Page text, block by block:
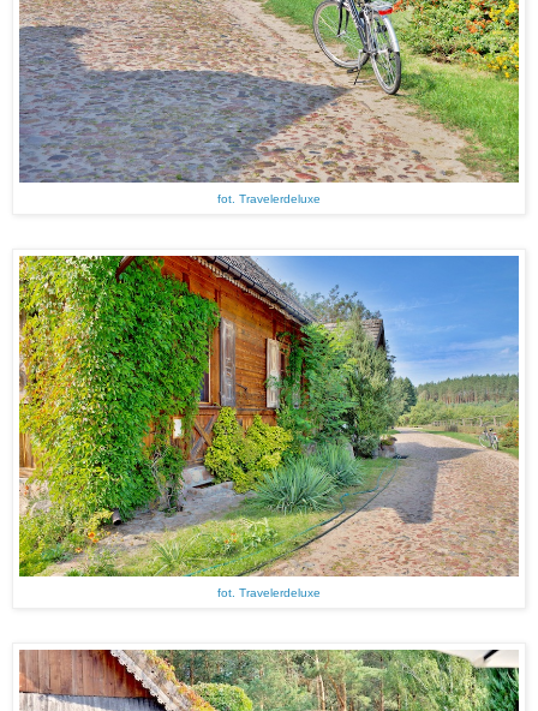
fot. Travelerdeluxe
fot. Travelerdeluxe